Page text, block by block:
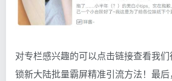
对专栏感兴趣的可以点击链接查看我
锁新大陆批量霸屏精准引流方法！最